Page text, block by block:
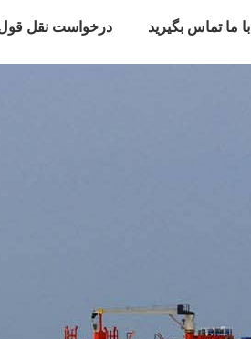
با ما تماس بگیرید درخواست نقل